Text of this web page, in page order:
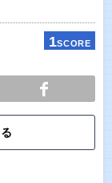
1SCORE